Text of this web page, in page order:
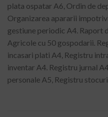
plata ospatar A6, Ordin de
Organizarea apararii
gestiune periodic A4. Raport
Agricole cu 50 gospodarii.
incasari plati A4, Registru
inventar A4. Registru jurnal
personale A5, Registru